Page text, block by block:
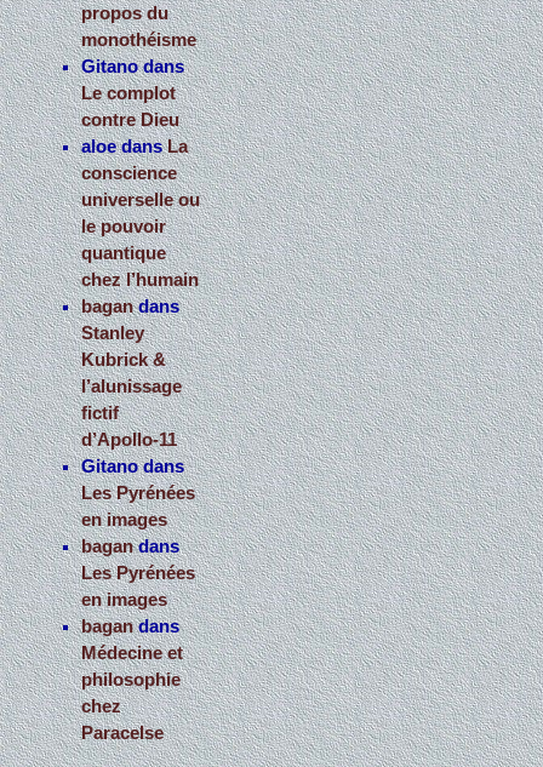
propos du
monothéisme
Gitanodans
Le complot
contre Dieu
aloedansLa
conscience
universelle ou
le pouvoir
quantique
chez l’humain
bagandans
Stanley
Kubrick &
l’alunissage
fictif
d’Apollo-11
Gitanodans
Les Pyrénées
en images
bagandans
Les Pyrénées
en images
bagandans
Médecine et
philosophie
chez
Paracelse